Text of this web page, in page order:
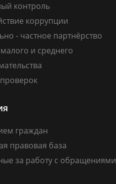
контроль
коррупции
- частное партнёрство
и среднего
граждан
правовая база
за работу с обращениями